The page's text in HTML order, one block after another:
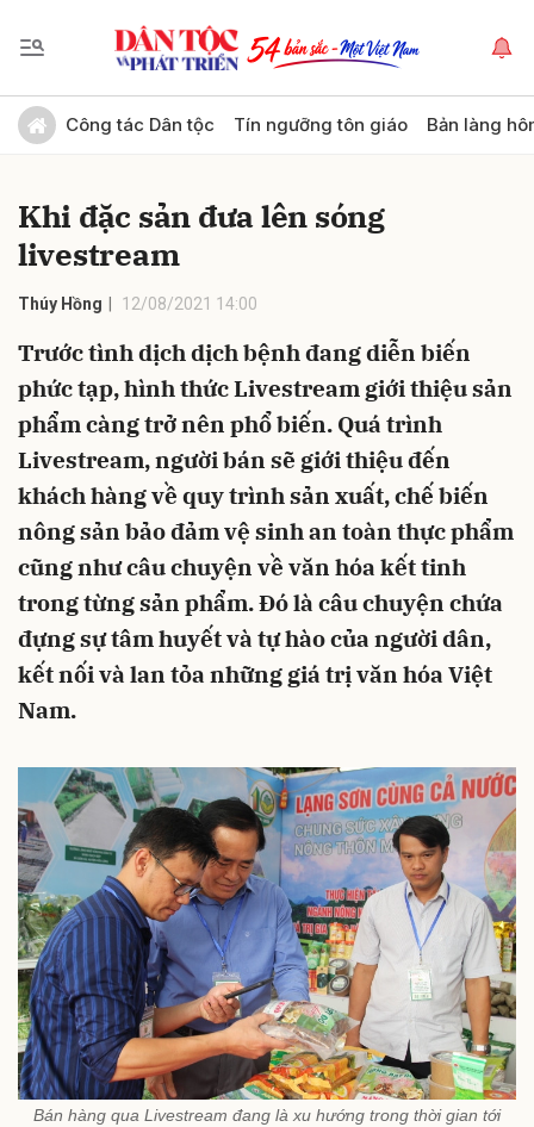
Công tác Dân tộc Tín ngưỡng tôn giáo Bản làng
Khi đặc sản đưa lên sóng
livestream
Thúy Hồng 12/08/2021 14:00
Trước tình dịch dịch bệnh đang diễn biến
phức tạp, hình thức Livestream giới thiệu sản
phẩm càng trở nên phổ biến. Quá trình
Livestream, người bán sẽ giới thiệu đến
khách hàng về quy trình sản xuất, chế biến
nông sản bảo đảm vệ sinh an toàn thực phẩm
cũng như câu chuyện về văn hóa kết tinh
trong từng sản phẩm. Đó là câu chuyện chứa
đựng sự tâm huyết và tự hào của người dân,
kết nối và lan tỏa những giá trị văn hóa Việt
Nam.
Bán hàng qua Livestream đang là xu hướng trong thời gian tới
Gửi bình luận
Hủy Gửi